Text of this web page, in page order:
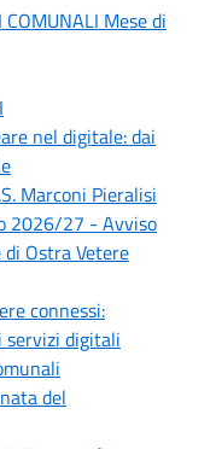
COMUNALI Mese di
nel digitale: dai
Marconi Pieralisi
2026/27 - Avviso
Ostra Vetere
connessi:
servizi digitali
del